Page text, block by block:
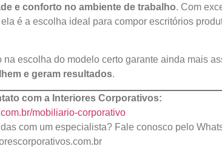
e conforto no ambiente de trabalho. Com
é a escolha ideal para compor escritórios
escolha do modelo certo garante ainda mais
e geram resultados.
com a Interiores Corporativos:
mobiliario-corporativo
com um especialista? Fale conosco pelo